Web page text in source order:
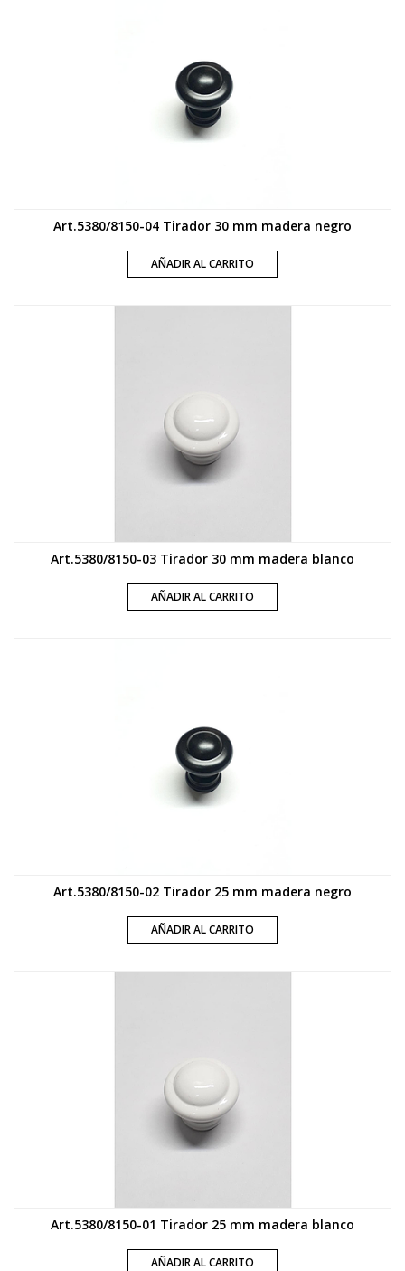
Art.5380/8150-04 Tirador 30 mm madera negro
AÑADIR AL CARRITO
Art.5380/8150-03 Tirador 30 mm madera blanco
AÑADIR AL CARRITO
Art.5380/8150-02 Tirador 25 mm madera negro
AÑADIR AL CARRITO
Art.5380/8150-01 Tirador 25 mm madera blanco
AÑADIR AL CARRITO